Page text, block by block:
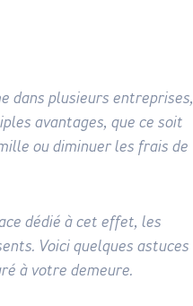
dans plusieurs entreprises,
avantages, que ce soit
ou diminuer les frais de
dédié à cet effet, les
Voici quelques astuces
à votre demeure.